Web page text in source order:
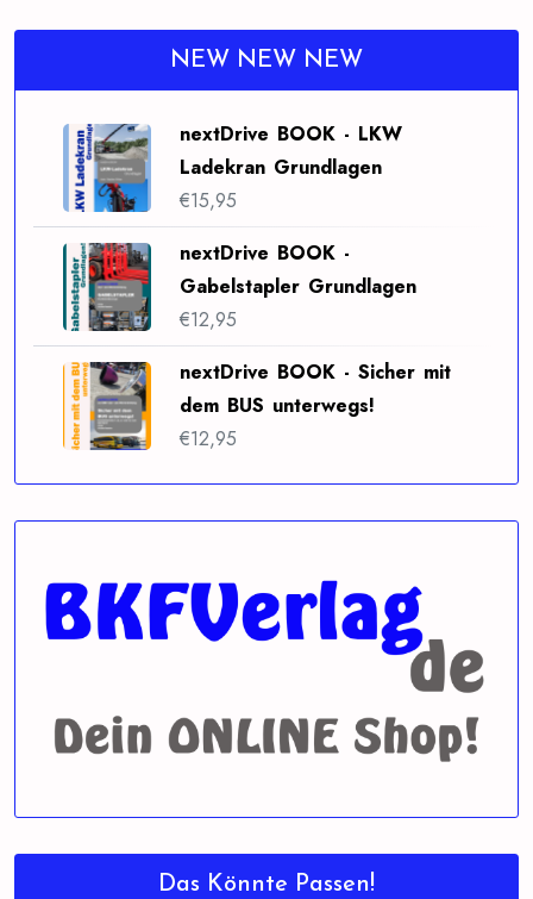
NEW NEW NEW
nextDrive BOOK - LKW
Ladekran Grundlagen
€15,95
nextDrive BOOK -
Gabelstapler Grundlagen
€12,95
nextDrive BOOK - Sicher mit
dem BUS unterwegs!
€12,95
Das Könnte Passen!